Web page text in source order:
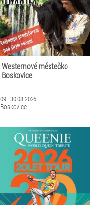
Westernové městečko
Boskovice
09–30.08.2026
Boskovice